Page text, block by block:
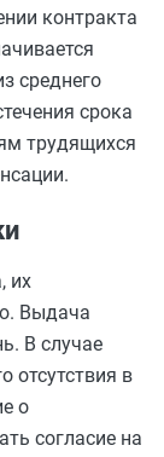
контракта
среднего
срока
трудящихся
их
Выдача
В случае
отсутствия в
о
согласие на